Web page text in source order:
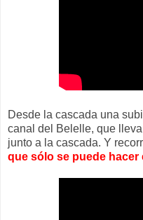
Desde la cascada una
canal del Belelle, que
junto a la cascada. Y
que sólo se puede hacer